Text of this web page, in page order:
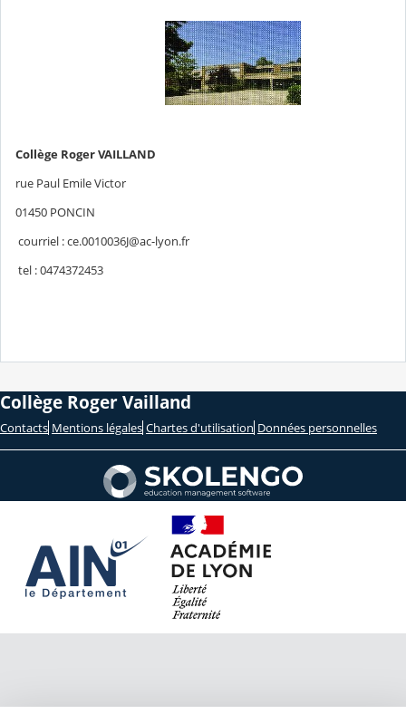
Collège Roger VAILLAND
rue Paul Emile Victor
01450 PONCIN
courriel : ce.0010036J@ac-lyon.fr
tel : 0474372453
Collège Roger Vailland
Contacts Mentions légales Chartes d'utilisation Données personnelles